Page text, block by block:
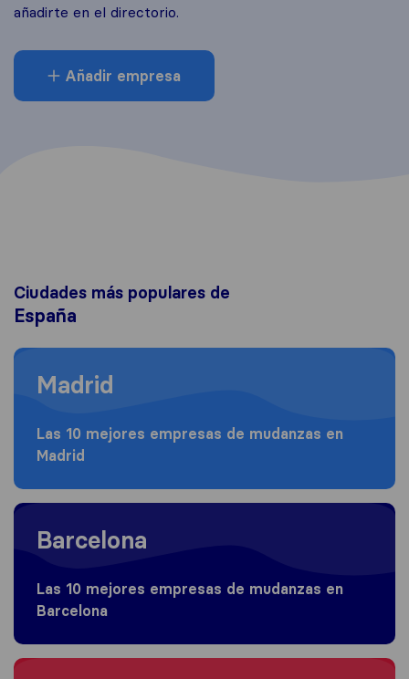
añadirte en el directorio.
Añadir empresa
Ciudades más populares de
España
Moving to Madrid
Madrid
Las 10 mejores empresas de mudanzas en
Madrid
Moving to Barcelona
Barcelona
Las 10 mejores empresas de mudanzas en
Barcelona
Moving to Valencia